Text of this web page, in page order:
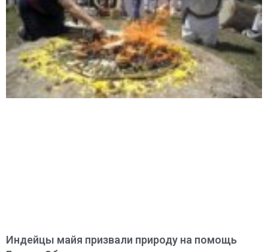
Индейцы майя призвали природу на помощь